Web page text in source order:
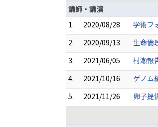
講師・講演
1.
2020/08/28
学術フ
2.
2020/09/13
生命倫
3.
2021/06/05
村瀬報
4.
2021/10/16
ゲノム
5.
2021/11/26
卵子提